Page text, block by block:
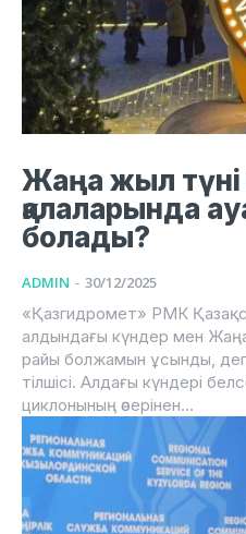
Жаңа жыл түні
қалаларында
болады?
ADMIN - 30/12/2025
«Қазгидромет» РМК
алдындағы күндер мен
райы болжамын ұсынды,
тілшісі. Алдағы күндері белсенді солтүстік-батыс
циклонының әсерінен...